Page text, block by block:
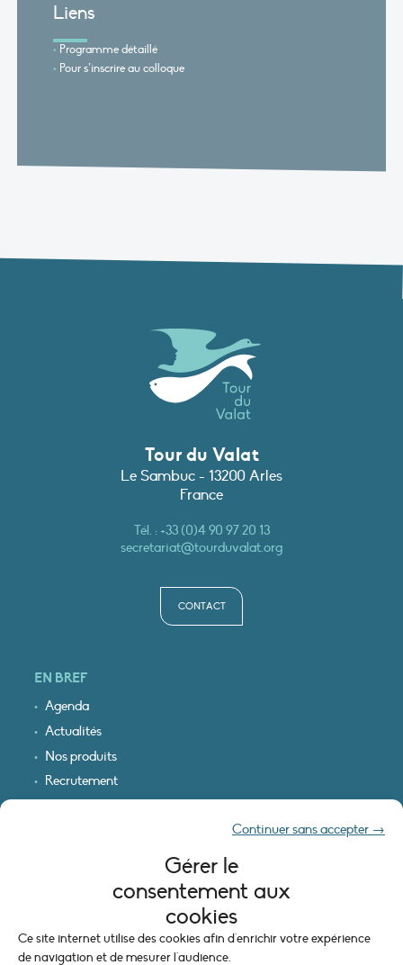
Gérer le
consentement aux
cookies
Ce site internet utilise des cookies afin d'enrichir votre expérience
de navigation et de mesurer l'audience.
Continuer sans accepter →
Liens
Programme détaillé
Pour s’inscrire au colloque
Tour du Valat
Le Sambuc - 13200 Arles
France
Tél. :+33 (0)4 90 97 20 13
secretariat@tourduvalat.org
CONTACT
EN BREF
Agenda
Actualités
Nos produits
Recrutement
INFORMATIONS LÉGALES
Mentions légales
Politique de cookies (UE)